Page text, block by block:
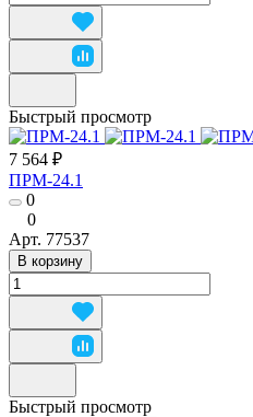
Быстрый просмотр
7 564 ₽
ПРМ-24.1
0
0
Арт. 77537
В корзину
Быстрый просмотр